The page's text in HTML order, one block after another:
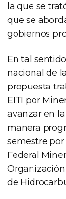
la que se
que se
gobiernos
En tal
nacional de
propuesta
EITI por
avanzar en
manera
semestre por
Federal
de